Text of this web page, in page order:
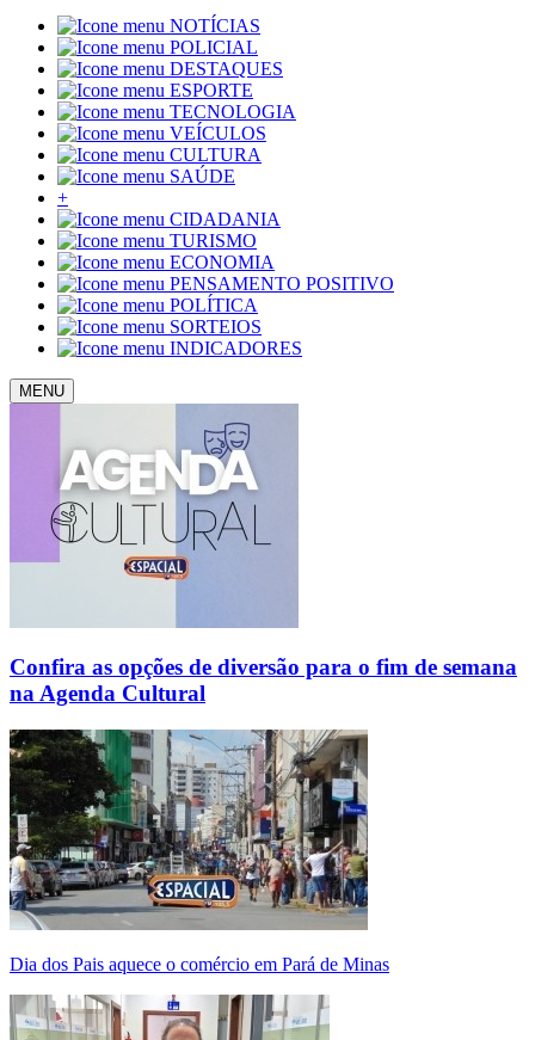
NOTÍCIAS
POLICIAL
DESTAQUES
ESPORTE
TECNOLOGIA
VEÍCULOS
CULTURA
SAÚDE
+
CIDADANIA
TURISMO
ECONOMIA
PENSAMENTO POSITIVO
POLÍTICA
SORTEIOS
INDICADORES
MENU
Confira as opções de diversão para o fim de semana
na Agenda Cultural
Dia dos Pais aquece o comércio em Pará de Minas